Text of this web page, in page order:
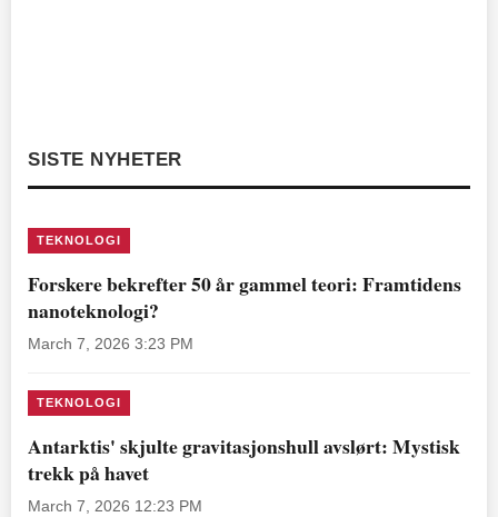
SISTE NYHETER
TEKNOLOGI
Forskere bekrefter 50 år gammel teori: Framtidens
nanoteknologi?
March 7, 2026 3:23 PM
TEKNOLOGI
Antarktis' skjulte gravitasjonshull avslørt: Mystisk
trekk på havet
March 7, 2026 12:23 PM